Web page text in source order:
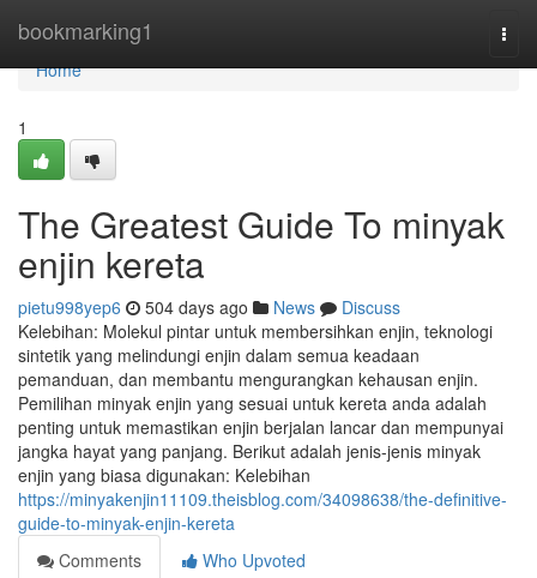
bookmarking1
Home
Home
1
The Greatest Guide To minyak
enjin kereta
pietu998yep6 504 days ago News
Discuss
Kelebihan: Molekul pintar untuk membersihkan enjin, teknologi
sintetik yang melindungi enjin dalam semua keadaan
pemanduan, dan membantu mengurangkan kehausan enjin.
Pemilihan minyak enjin yang sesuai untuk kereta anda adalah
penting untuk memastikan enjin berjalan lancar dan mempunyai
jangka hayat yang panjang. Berikut adalah jenis-jenis minyak
enjin yang biasa digunakan: Kelebihan
https://minyakenjin11109.theisblog.com/34098638/the-definitive-
guide-to-minyak-enjin-kereta
Comments
Who Upvoted